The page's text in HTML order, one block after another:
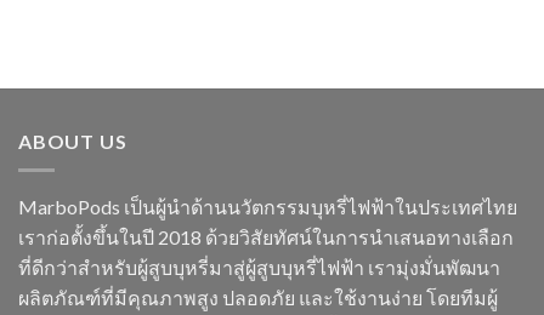
ABOUT US
MarboPods เป็นผู้นำด้านนวัตกรรมบุหรี่ไฟฟ้าในประเทศไทย
เราก่อตั้งขึ้นในปี 2018 ด้วยวิสัยทัศน์ในการนำเสนอทางเลือก
ที่ดีกว่าสำหรับผู้สูบบุหรี่มาสู่ผู้สูบบุหรี่ไฟฟ้า เรามุ่งมั่นพัฒนา
ผลิตภัณฑ์ที่มีคุณภาพสูง ปลอดภัย และใช้งานง่าย โดยทีมผู้